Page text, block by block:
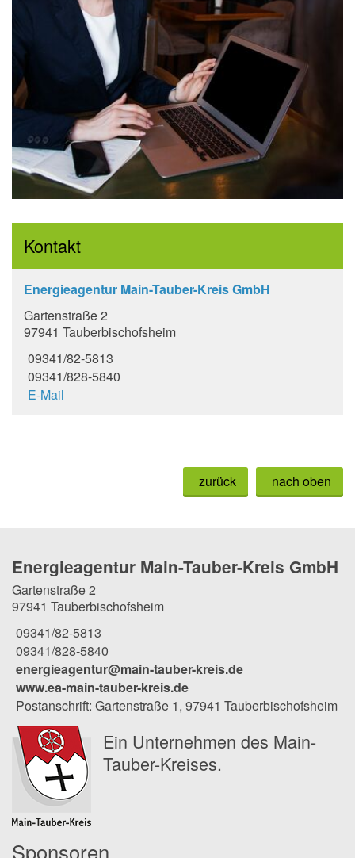
Kontakt
Energieagentur Main-Tauber-Kreis GmbH
Gartenstraße 2
97941 Tauberbischofsheim
09341/82-5813
09341/828-5840
E-Mail
nach oben
zurück
Energieagentur Main-Tauber-Kreis GmbH
Gartenstraße 2
97941 Tauberbischofsheim
09341/82-5813
09341/828-5840
energieagentur@main-tauber-kreis.de
www.ea-main-tauber-kreis.de
Postanschrift: Gartenstraße 1, 97941 Tauberbischofsheim
Ein Unternehmen des Main-
Tauber-Kreises.
Sponsoren